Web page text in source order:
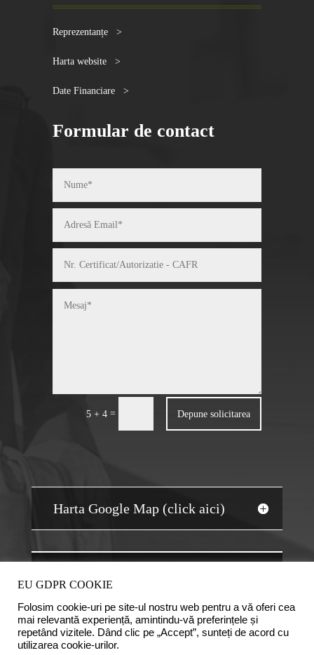
Reprezentanțe >
Harta website >
Date Financiare >
Formular de contact
5 + 4 = Depune solicitarea
Harta Google Map (click aici)
EU GDPR COOKIE
Folosim cookie-uri pe site-ul nostru web pentru a vă oferi cea
mai relevantă experiență, amintindu-vă preferințele și
repetând vizitele. Dând clic pe „Accept”, sunteți de acord cu
utilizarea cookie-urilor.